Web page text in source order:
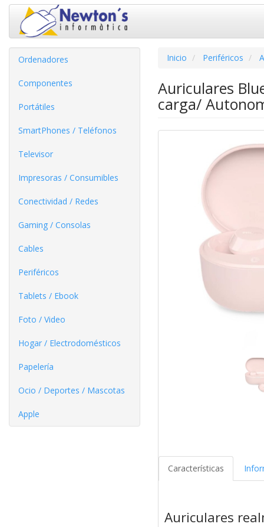
Ordenadores
Componentes
Portátiles
SmartPhones / Teléfonos
Televisor
Impresoras / Consumibles
Conectividad / Redes
Gaming / Consolas
Cables
Periféricos
Tablets / Ebook
Foto / Video
Hogar / Electrodomésticos
Papelería
Ocio / Deportes / Mascotas
Apple
Inicio Periféricos
Auriculares
carga/
Características
Auriculares